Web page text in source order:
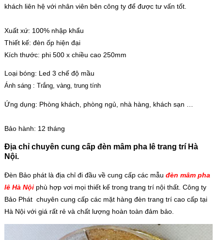
khách liên hệ với nhân viên bên công ty để được tư vấn tốt.
Xuất xứ: 100% nhập khẩu
Thiết kế: đèn ốp hiện đại
Kích thước: phi 500 x chiều cao 250mm
Loại bóng: Led 3 chế độ mầu
Ánh sáng : Trắng, vàng, trung tính
Ứng dụng: Phòng khách, phòng ngủ, nhà hàng, khách sạn …
Bảo hành: 12 tháng
Địa chỉ chuyên cung cấp đèn mâm pha lê trang trí Hà
Nội.
Đèn Bảo phát là địa chỉ đi đầu về cung cấp các mẫu đèn mâm pha
lê Hà Nộiphù hợp vơi mọi thiết kế trong trang trí nội thất. Công ty
Bảo Phát chuyên cung cấp các mặt hàng đèn trang trí cao cấp tại
Hà Nội với giá rất rẻ và chất lượng hoàn toàn đảm bảo.